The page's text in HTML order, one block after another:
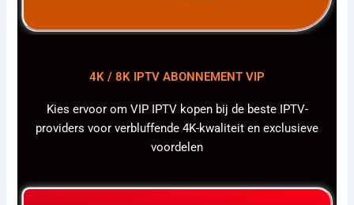
4K / 8K IPTV ABONNEMENT VIP
Kies ervoor om VIP IPTV kopen bij de beste IPTV-
providers voor verbluffende 4K-kwaliteit en exclusieve
voordelen